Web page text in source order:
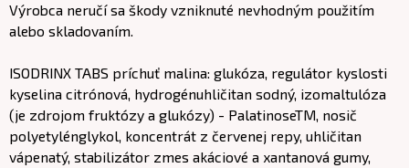
Výrobca neručí sa škody vzniknuté nevhodným použitím
alebo skladovaním.
ISODRINX TABS príchuť malina: glukóza, regulátor kyslosti
kyselina citrónová, hydrogénuhličitan sodný, izomaltulóza
(je zdrojom fruktózy a glukózy) - PalatinoseTM, nosič
polyetylénglykol, koncentrát z červenej repy, uhličitan
vápenatý, stabilizátor zmes akáciové a xantanová gumy,